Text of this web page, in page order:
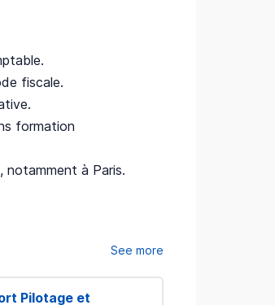
fiscale.
formation
notamment à Paris.
See more
Pilotage et